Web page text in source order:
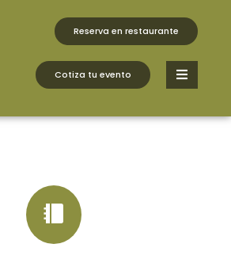
{ content_ids: ['123'], //
product IDs content_type: 'product',
Either product or product_group
or contents being passed. });
Reserva en restaurante
Cotiza tu evento